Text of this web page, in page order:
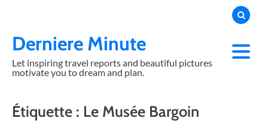
contentDerniere Minute
Let inspiring travel reports and beautiful pictures
motivate you to dream and plan.
Étiquette : Le Musée Bargoin